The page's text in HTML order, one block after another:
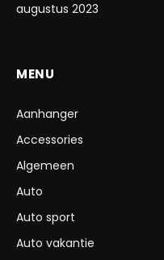
augustus 2023
MENU
Aanhanger
Accessories
Algemeen
Auto
Auto sport
Auto vakantie